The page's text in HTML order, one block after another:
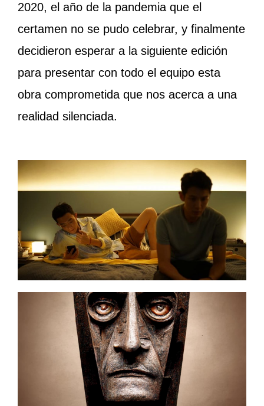
2020, el año de la pandemia que el
certamen no se pudo celebrar, y finalmente
decidieron esperar a la siguiente edición
para presentar con todo el equipo esta
obra comprometida que nos acerca a una
realidad silenciada.